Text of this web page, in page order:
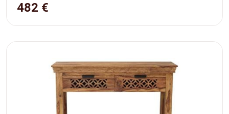
482 €